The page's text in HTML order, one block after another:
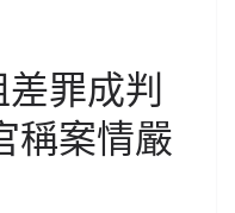
差罪成判
稱案情嚴